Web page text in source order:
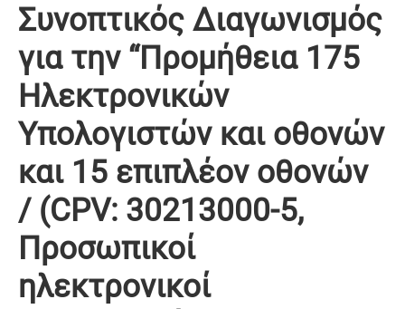
Συνοπτικός Διαγωνισμός
για την “Προμήθεια 175
Ηλεκτρονικών
Υπολογιστών και οθονών
και 15 επιπλέον οθονών
/ (CPV: 30213000-5,
Προσωπικοί
ηλεκτρονικοί